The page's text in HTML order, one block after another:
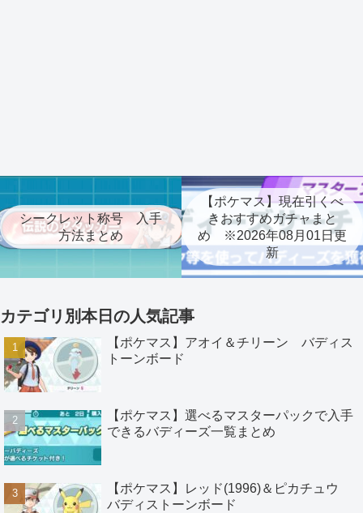
シークレット称号 入手
方法まとめ
【ポケマス】現在引くべ
きおすすめガチャまと
め ※2026年08月01日更
新
カテゴリ別本日の人気記事
【ポケマス】アオイ＆チリーン バディス
トーンボード
【ポケマス】選べるマスターパックで入手
できるバディーズ一覧まとめ
【ポケマス】レッド(1996)＆ピカチュウ
バディストーンボード